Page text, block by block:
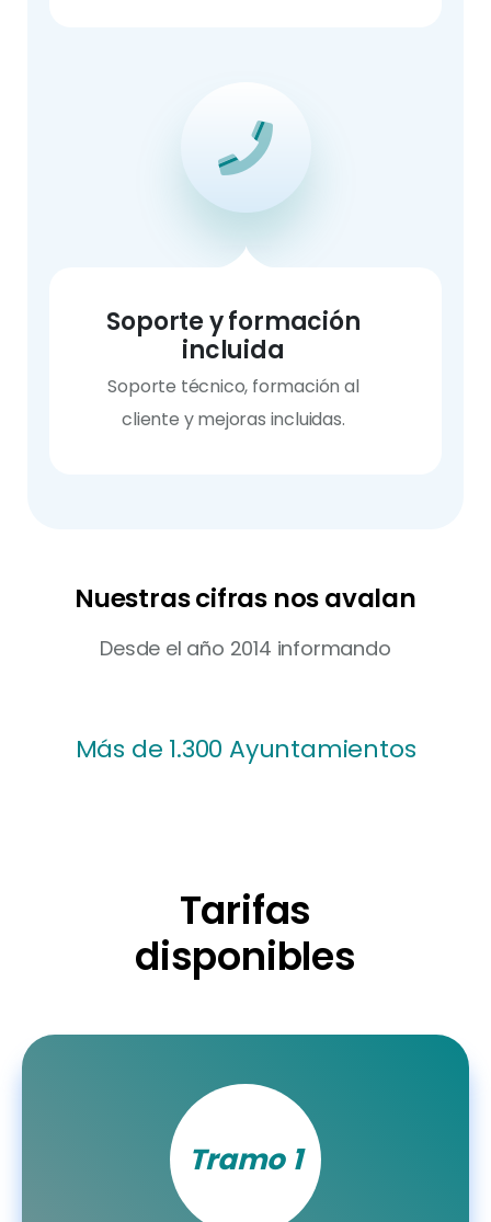
Soporte y formación
incluida
Soporte técnico, formación al
cliente y mejoras incluidas.
Nuestras cifras nos avalan
Desde el año 2014 informando
Más de 1.300 Ayuntamientos
Tarifas
disponibles
Tramo 1